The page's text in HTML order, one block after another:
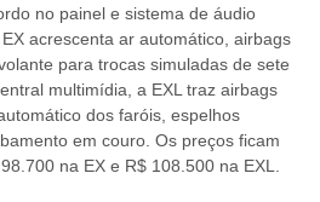
no painel e sistema de áudio
acrescenta ar automático, airbags
para trocas simuladas de sete
multimídia, a EXL traz airbags
dos faróis, espelhos
em couro. Os preços ficam
na EX e R$ 108.500 na EXL.